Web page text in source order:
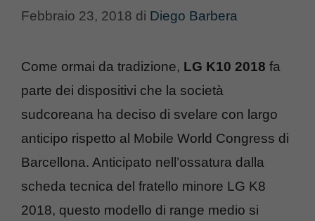
Febbraio 23, 2018 di Diego Barbera
Come ormai da tradizione, LG K10 2018 fa
parte dei dispositivi che la società
sudcoreana ha deciso di svelare con largo
anticipo rispetto al Mobile World Congress di
Barcellona. Anticipato nell’ossatura dalla
scheda tecnica del fratello minore LG K8
2018, questo modello di range medio si